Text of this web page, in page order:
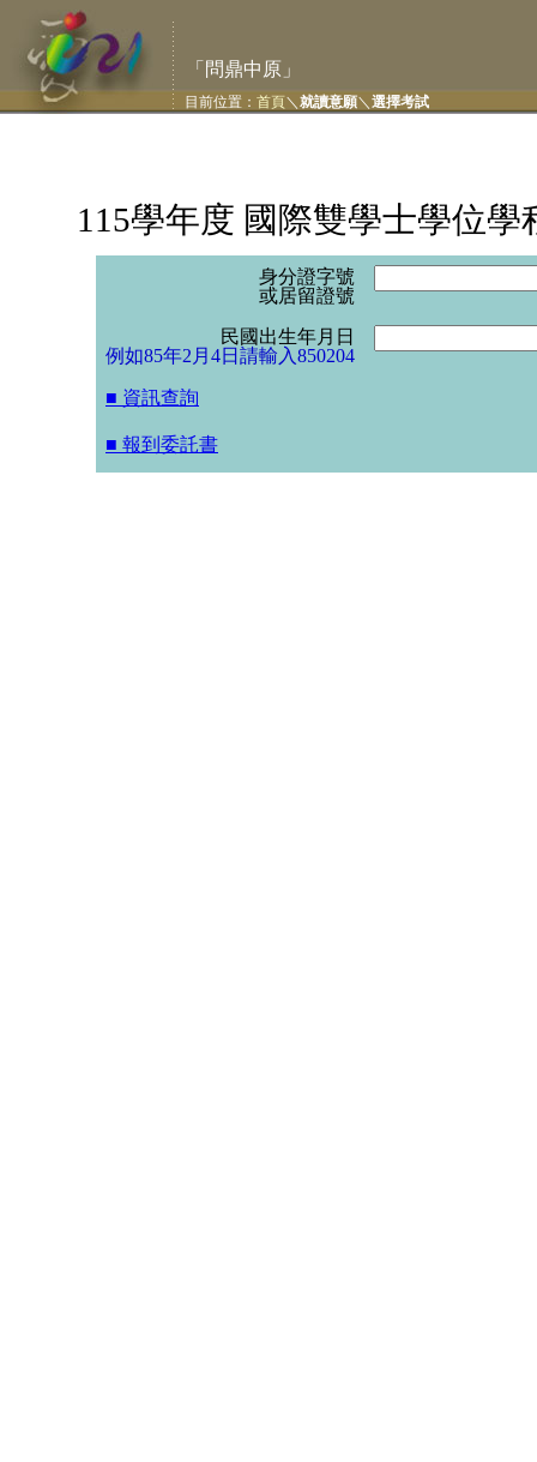
「問鼎中原」
目前位置： 首頁＼ 就讀意願＼ 選擇考試
115學年度 國際雙學士學位學
身分證字號
或居留證號
民國出生年月日
例如85年2月4日請輸入850204
■ 資訊查詢
■ 報到委託書